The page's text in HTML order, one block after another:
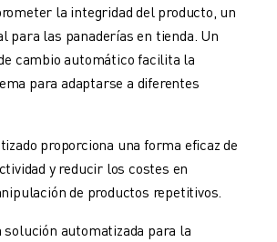
la integridad del producto, un
para las panaderías en tienda. Un
cambio automático facilita la
para adaptarse a diferentes
proporciona una forma eficaz de
y reducir los costes en
de productos repetitivos.
automatizada para la